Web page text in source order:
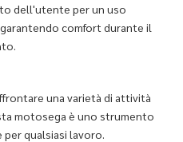
dell'utente per un uso
comfort durante il
una varietà di attività
motosega è uno strumento
per qualsiasi lavoro.